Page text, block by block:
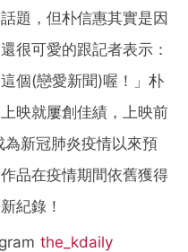
題，但朴信惠其實是因
很可愛的跟記者表示：
個(戀愛新聞)喔！」朴
映就屢創佳績，上映前
新冠肺炎疫情以來預
品在疫情期間依舊獲得
紀錄！
the_kdaily